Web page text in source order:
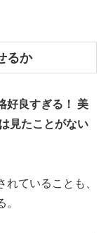
るか
好良すぎる！ 美
見たことがない
ていることも、